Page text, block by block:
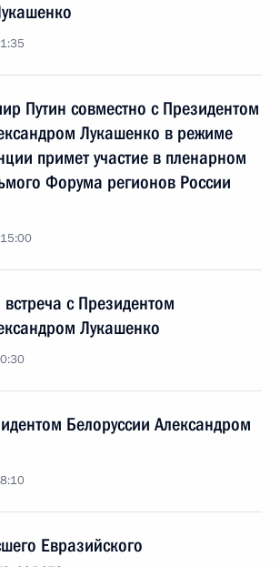
Путин совместно с Президентом
Лукашенко в режиме
примет участие в пленарном
Форума регионов России
с Президентом
Лукашенко
Белоруссии Александром
Евразийского